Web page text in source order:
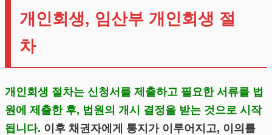
개인회생, 임산부 개인회생 절
차
개인회생 절차는 신청서를 제출하고 필요한 서류를 법
원에 제출한 후, 법원의 개시 결정을 받는 것으로 시작
됩니다. 이후 채권자에게 통지가 이루어지고, 이의를